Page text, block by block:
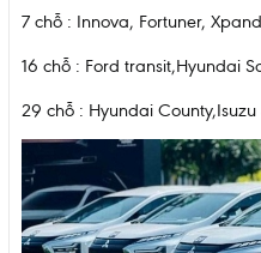
7 chỗ : Innova, Fortuner,
16 chỗ : Ford transit,Hyundai
29 chỗ : Hyundai